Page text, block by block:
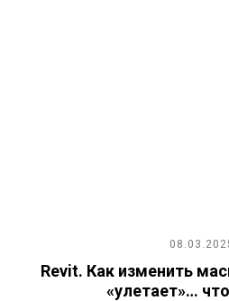
Revit. Как изменить
«улетает»…